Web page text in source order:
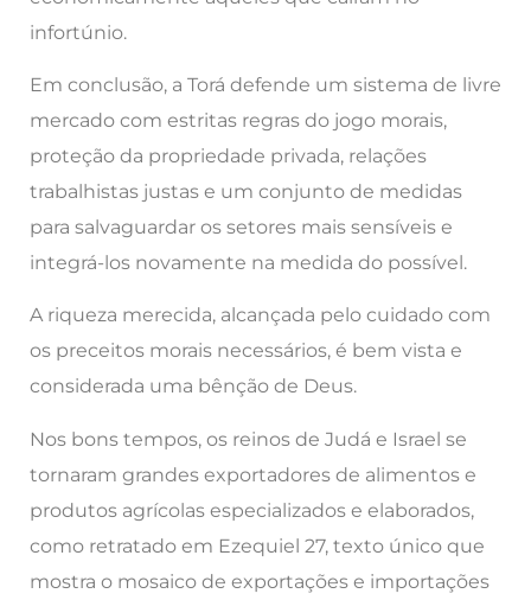
infortúnio.
Em conclusão, a Torá defende um sistema de livre
mercado com estritas regras do jogo morais,
proteção da propriedade privada, relações
trabalhistas justas e um conjunto de medidas
para salvaguardar os setores mais sensíveis e
integrá-los novamente na medida do possível.
A riqueza merecida, alcançada pelo cuidado com
os preceitos morais necessários, é bem vista e
considerada uma bênção de Deus.
Nos bons tempos, os reinos de Judá e Israel se
tornaram grandes exportadores de alimentos e
produtos agrícolas especializados e elaborados,
como retratado em Ezequiel 27, texto único que
mostra o mosaico de exportações e importações